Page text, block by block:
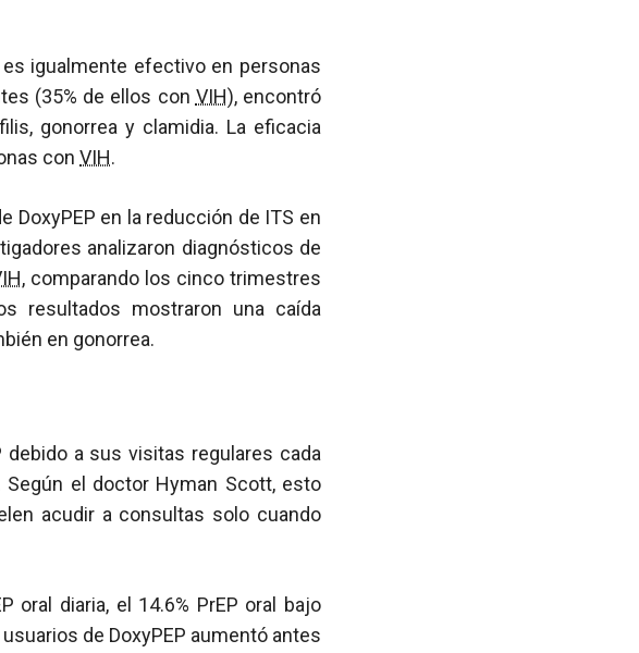
igualmente efectivo en personas
(35% de ellos con VIH), encontró
gonorrea y clamidia. La eficacia
con VIH.
DoxyPEP en la reducción de ITS en
analizaron diagnósticos de
, comparando los cinco trimestres
resultados mostraron una caída
en gonorrea.
a sus visitas regulares cada
el doctor Hyman Scott, esto
acudir a consultas solo cuando
oral diaria, el 14.6% PrEP oral bajo
de DoxyPEP aumentó antes